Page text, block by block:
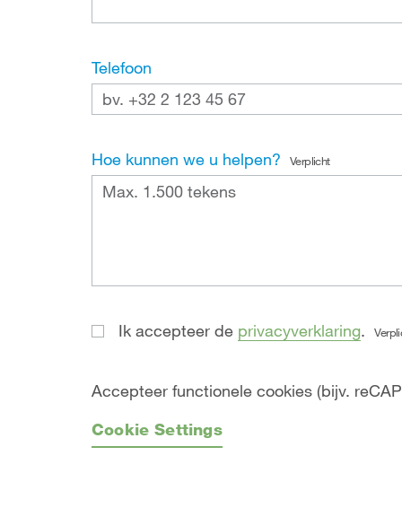
Telefoon
Hoe kunnen we u helpen? Verplicht
Ik accepteer de privacyverklaring.
Accepteer functionele cookies (bijv.
Cookie Settings